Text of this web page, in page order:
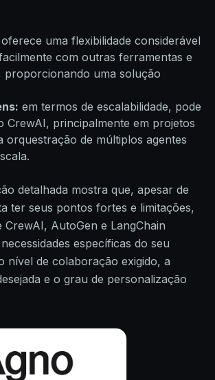
oferece uma flexibilidade considerável
com outras ferramentas e
proporcionando uma solução
em termos de escalabilidade, pode
CrewAI, principalmente em projetos
orquestração de múltiplos agentes
detalhada mostra que, apesar de
ter seus pontos fortes e limitações,
CrewAI, AutoGen e LangChain
específicas do seu
nível de colaboração exigido, a
e o grau de personalização